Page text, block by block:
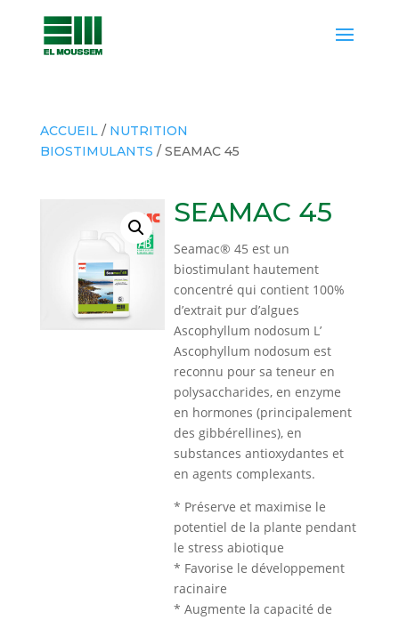
ACCUEIL/ NUTRITION
BIOSTIMULANTS / SEAMAC 45
SEAMAC 45
Seamac® 45 est un
biostimulant hautement
concentré qui contient 100%
d’extrait pur d’algues
Ascophyllum nodosum L’
Ascophyllum nodosum est
reconnu pour sa teneur en
polysaccharides, en enzyme
en hormones (principalement
des gibbérellines), en
substances antioxydantes et
en agents complexants.
* Préserve et maximise le
potentiel de la plante pendant
le stress abiotique
* Favorise le développement
racinaire
* Augmente la capacité de